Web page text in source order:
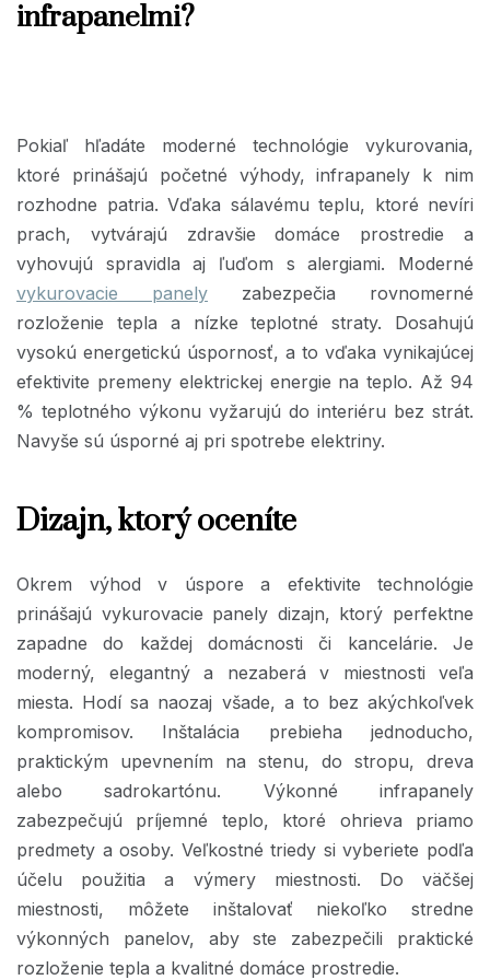
infrapanelmi?
Pokiaľ hľadáte moderné technológie vykurovania,
ktoré prinášajú početné výhody, infrapanely k nim
rozhodne patria. Vďaka sálavému teplu, ktoré nevíri
prach, vytvárajú zdravšie domáce prostredie a
vyhovujú spravidla aj ľuďom s alergiami. Moderné
vykurovacie panely zabezpečia rovnomerné
rozloženie tepla a nízke teplotné straty. Dosahujú
vysokú energetickú úspornosť, a to vďaka vynikajúcej
efektivite premeny elektrickej energie na teplo. Až 94
% teplotného výkonu vyžarujú do interiéru bez strát.
Navyše sú úsporné aj pri spotrebe elektriny.
Dizajn, ktorý oceníte
Okrem výhod v úspore a efektivite technológie
prinášajú vykurovacie panely dizajn, ktorý perfektne
zapadne do každej domácnosti či kancelárie. Je
moderný, elegantný a nezaberá v miestnosti veľa
miesta. Hodí sa naozaj všade, a to bez akýchkoľvek
kompromisov. Inštalácia prebieha jednoducho,
praktickým upevnením na stenu, do stropu, dreva
alebo sadrokartónu. Výkonné infrapanely
zabezpečujú príjemné teplo, ktoré ohrieva priamo
predmety a osoby. Veľkostné triedy si vyberiete podľa
účelu použitia a výmery miestnosti. Do väčšej
miestnosti, môžete inštalovať niekoľko stredne
výkonných panelov, aby ste zabezpečili praktické
rozloženie tepla a kvalitné domáce prostredie.